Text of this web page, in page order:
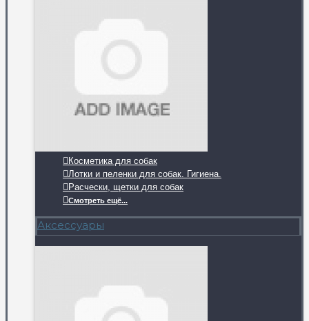
Косметика для собак
Лотки и пеленки для собак. Гигиена.
Расчески, щетки для собак
Смотреть ещё...
Аксессуары